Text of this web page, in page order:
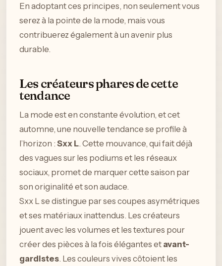
En adoptant ces principes, non seulement vous
serez à la pointe de la mode, mais vous
contribuerez également à un avenir plus
durable.
Les créateurs phares de cette
tendance
La mode est en constante évolution, et cet
automne, une nouvelle tendance se profile à
l’horizon : Sxx L. Cette mouvance, qui fait déjà
des vagues sur les podiums et les réseaux
sociaux, promet de marquer cette saison par
son originalité et son audace.
Sxx L se distingue par ses coupes asymétriques
et ses matériaux inattendus. Les créateurs
jouent avec les volumes et les textures pour
créer des pièces à la fois élégantes et avant-
gardistes. Les couleurs vives côtoient les